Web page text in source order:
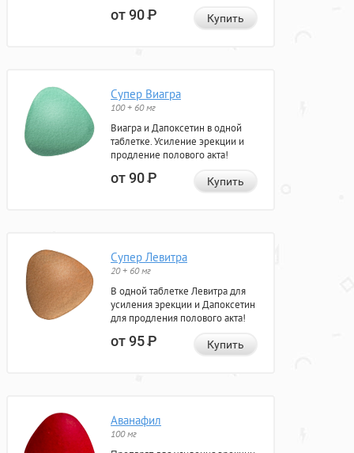
от 90Р Купить
Супер Виагра
100 + 60 мг
Виагра и Дапоксетин в одной
таблетке. Усиление эрекции и
продление полового акта!
от 90Р Купить
Супер Левитра
20 + 60 мг
В одной таблетке Левитра для
усиления эрекции и Дапоксетин
для продления полового акта!
от 95Р Купить
Аванафил
100 мг